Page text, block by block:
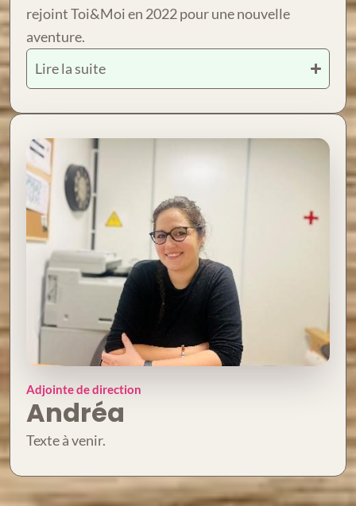
rejoint Toi&Moi en 2022 pour une nouvelle
aventure.
Lire la suite
Adjointe de direction
Andréa
Texte à venir.